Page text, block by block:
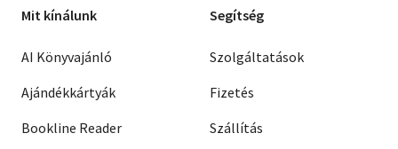
Mit kínálunk
AI Könyvajánló
Ajándékkártyák
Bookline Reader
Segítség
Szolgáltatások
Fizetés
Szállítás